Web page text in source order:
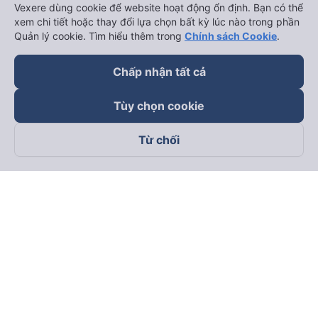
Theo dõi chúng tôi trên
Vexere dùng cookie để website hoạt động ổn định. Bạn có thể
xem chi tiết hoặc thay đổi lựa chọn bất kỳ lúc nào trong phần
Quản lý cookie. Tìm hiểu thêm trong Chính sách Cookie.
Chấp nhận tất cả
Tùy chọn cookie
Từ chối